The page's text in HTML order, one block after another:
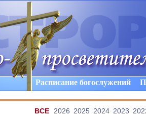
Расписание богослужений
ВCE 2026 2025 2024 2023